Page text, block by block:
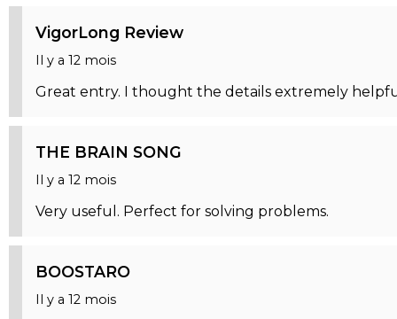
VigorLong Review
Il y a 12 mois
Great entry. I thought the details extremely
THE BRAIN SONG
Il y a 12 mois
Very useful. Perfect for solving problems.
BOOSTARO
Il y a 12 mois